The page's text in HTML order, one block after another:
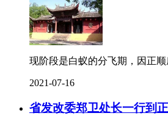
现阶段是白蚁的分飞期，因正
2021-07-16
省发改委郑卫处长一行到